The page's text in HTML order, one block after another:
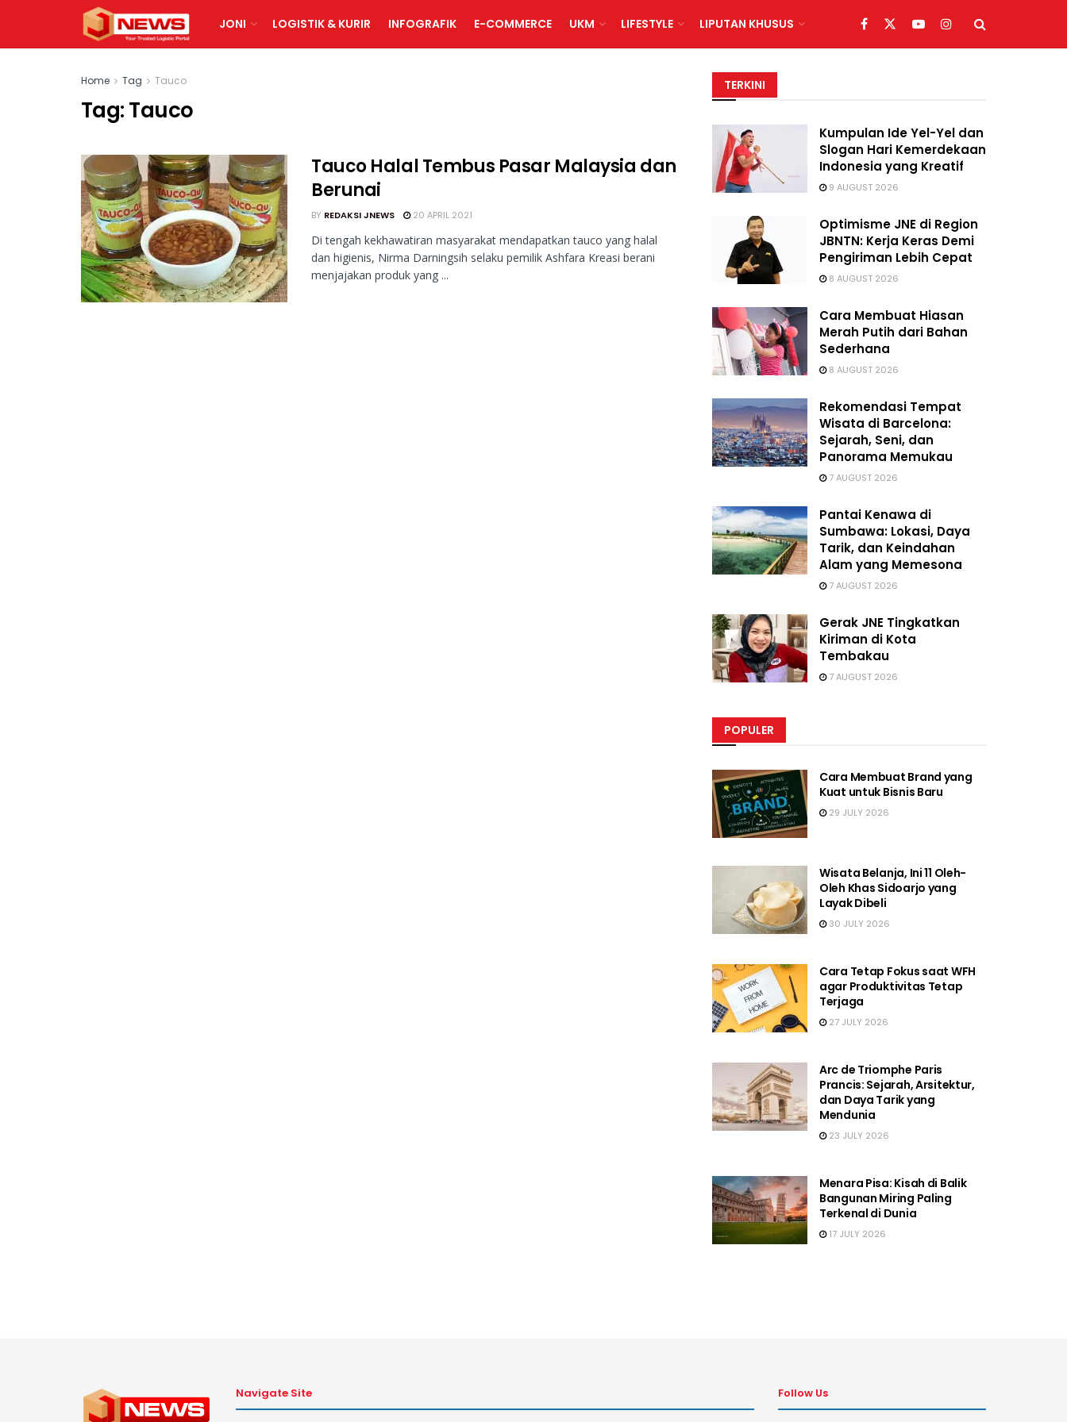
JONI LOGISTIK & KURIR INFOGRAFIK E-COMMERCE UKM LIFESTYLE LIPUTAN KHUSUS
Home Tag Tauco
Tag:Tauco
Tauco Halal Tembus Pasar Malaysia dan
Berunai
BY REDAKSI JNEWS 20 APRIL 2021
Di tengah kekhawatiran masyarakat mendapatkan tauco yang halal
dan higienis, Nirma Darningsih selaku pemilik Ashfara Kreasi berani
menjajakan produk yang ...
TERKINI
Kumpulan Ide Yel-Yel dan
Slogan Hari Kemerdekaan
Indonesia yang Kreatif
9 AUGUST 2026
Optimisme JNE di Region
JBNTN: Kerja Keras Demi
Pengiriman Lebih Cepat
8 AUGUST 2026
Cara Membuat Hiasan
Merah Putih dari Bahan
Sederhana
8 AUGUST 2026
Rekomendasi Tempat
Wisata di Barcelona:
Sejarah, Seni, dan
Panorama Memukau
7 AUGUST 2026
Pantai Kenawa di
Sumbawa: Lokasi, Daya
Tarik, dan Keindahan
Alam yang Memesona
7 AUGUST 2026
Gerak JNE Tingkatkan
Kiriman di Kota
Tembakau
7 AUGUST 2026
POPULER
Cara Membuat Brand yang
Kuat untuk Bisnis Baru
29 JULY 2026
Wisata Belanja, Ini 11 Oleh-
Oleh Khas Sidoarjo yang
Layak Dibeli
30 JULY 2026
Cara Tetap Fokus saat WFH
agar Produktivitas Tetap
Terjaga
27 JULY 2026
Arc de Triomphe Paris
Prancis: Sejarah, Arsitektur,
dan Daya Tarik yang
Mendunia
23 JULY 2026
Menara Pisa: Kisah di Balik
Bangunan Miring Paling
Terkenal di Dunia
17 JULY 2026
Navigate Site Follow Us